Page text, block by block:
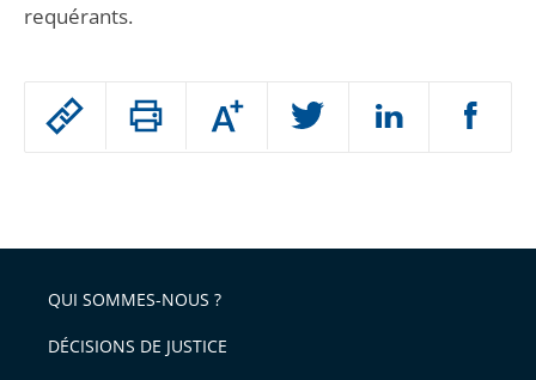
Passer
arriver
après
Augmenter
ou
l'article
pour
requérants.
QUI SOMMES-NOUS ?
DÉCISIONS DE JUSTICE